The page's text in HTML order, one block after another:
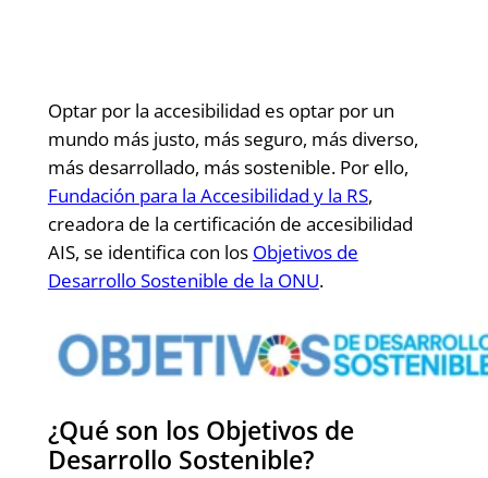
Optar por la accesibilidad es optar por un
mundo más justo, más seguro, más diverso,
más desarrollado, más sostenible. Por ello,
Fundación para la Accesibilidad y la RS,
creadora de la certificación de accesibilidad
AIS, se identifica con los Objetivos de
Desarrollo Sostenible de la ONU.
¿Qué son los Objetivos de
Desarrollo Sostenible?